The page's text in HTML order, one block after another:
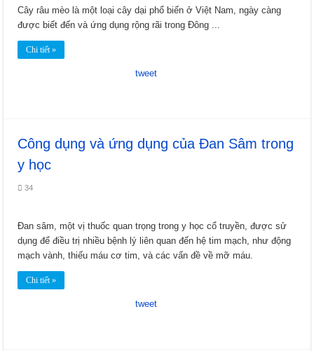
Cây râu mèo là một loại cây dại phổ biến ở Việt Nam, ngày càng
được biết đến và ứng dụng rộng rãi trong Đông ...
Chi tiết »
tweet
Công dụng và ứng dụng của Đan Sâm trong
y học
34
Đan sâm, một vị thuốc quan trọng trong y học cổ truyền, được sử
dụng để điều trị nhiều bệnh lý liên quan đến hệ tim mạch, như động
mạch vành, thiếu máu cơ tim, và các vấn đề về mỡ máu.
Chi tiết »
tweet